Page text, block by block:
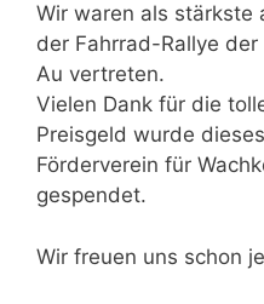
Wir waren als stärkste
der Fahrrad-Rallye
Au vertreten.
Vielen Dank für die
Preisgeld wurde
Förderverein für
gespendet.
Wir freuen uns schon